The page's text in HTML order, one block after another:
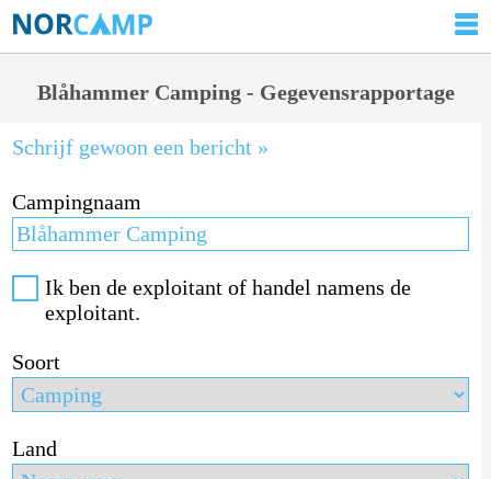
Blåhammer Camping - Gegevensrapportage
Schrijf gewoon een bericht »
Campingnaam
Ik ben de exploitant of handel namens de
exploitant.
Soort
Land